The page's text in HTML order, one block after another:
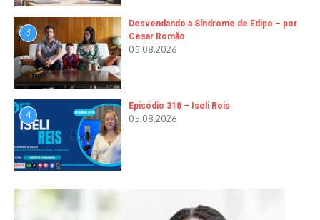
3
Desvendando a Síndrome de Édipo – por
Cesar Romão
05.08.2026
4
Episódio 318 – Iseli Reis
05.08.2026